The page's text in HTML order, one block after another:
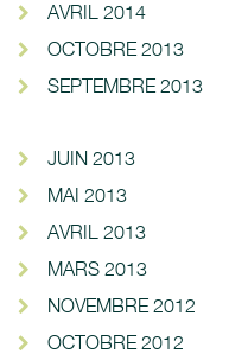
AVRIL 2014
OCTOBRE 2013
SEPTEMBRE 2013
JUIN 2013
MAI 2013
AVRIL 2013
MARS 2013
NOVEMBRE 2012
OCTOBRE 2012